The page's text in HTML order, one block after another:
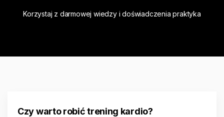
Korzystaj z darmowej wiedzy i doświadczenia praktyka
Czy warto robić trening kardio?